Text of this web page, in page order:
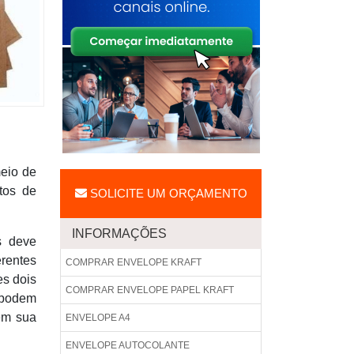
de
de
deve
dois
sua
SOLICITE UM ORÇAMENTO
INFORMAÇÕES
COMPRAR ENVELOPE KRAFT
COMPRAR ENVELOPE PAPEL KRAFT
ENVELOPE A4
ENVELOPE AUTOCOLANTE